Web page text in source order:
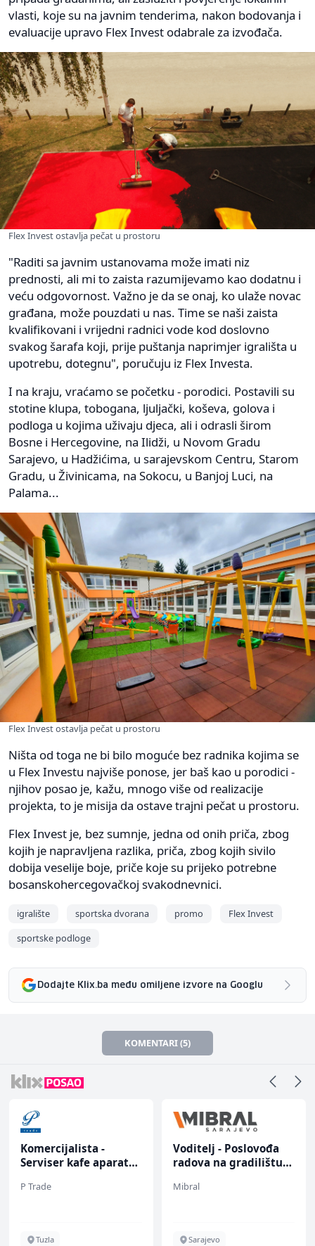
vlasti, koje su na javnim tenderima, nakon bodovanja i
evaluacije upravo Flex Invest odabrale za izvođača.
Flex Invest ostavlja pečat u prostoru
"Raditi sa javnim ustanovama može imati niz
prednosti, ali mi to zaista razumijevamo kao dodatnu i
veću odgovornost. Važno je da se onaj, ko ulaže novac
građana, može pouzdati u nas. Time se naši zaista
kvalifikovani i vrijedni radnici vode kod doslovno
svakog šarafa koji, prije puštanja naprimjer igrališta u
upotrebu, dotegnu", poručuju iz Flex Investa.
I na kraju, vraćamo se početku - porodici. Postavili su
stotine klupa, tobogana, ljuljački, koševa, golova i
podloga u kojima uživaju djeca, ali i odrasli širom
Bosne i Hercegovine, na Ilidži, u Novom Gradu
Sarajevo, u Hadžićima, u sarajevskom Centru, Starom
Gradu, u Živinicama, na Sokocu, u Banjoj Luci, na
Palama...
Flex Invest ostavlja pečat u prostoru
Ništa od toga ne bi bilo moguće bez radnika kojima se
u Flex Investu najviše ponose, jer baš kao u porodici -
njihov posao je, kažu, mnogo više od realizacije
projekta, to je misija da ostave trajni pečat u prostoru.
Flex Invest je, bez sumnje, jedna od onih priča, zbog
kojih je napravljena razlika, priča, zbog kojih sivilo
dobija veselije boje, priče koje su prijeko potrebne
bosanskohercegovačkoj svakodnevnici.
igralište sportska dvorana promo
Flex Invest
sportske podloge
Dodajte Klix.ba među omiljene izvore na Googlu
KOMENTARI (5)
Voditelj - Poslovođa
radova na gradilištu
Mibral
Sarajevo
Skladišni radnik (m/ž)
Lidl BH
Lepenica